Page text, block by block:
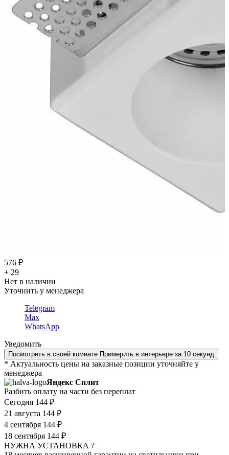
576 ₽
+ 29
Нет в наличии
Уточнить у менеджера
Telegram
Max
WhatsApp
Уведомить
Посмотреть в своей комнате Примерить в интерьере за 10 секунд
* Актуальность цены на заказные позиции уточняйте у
менеджера
Яндекс Сплит
Разбить оплату на части без переплат
Сегодня 144 ₽
21 августа 144 ₽
4 сентября 144 ₽
18 сентября 144 ₽
НУЖНА УСТАНОВКА ?